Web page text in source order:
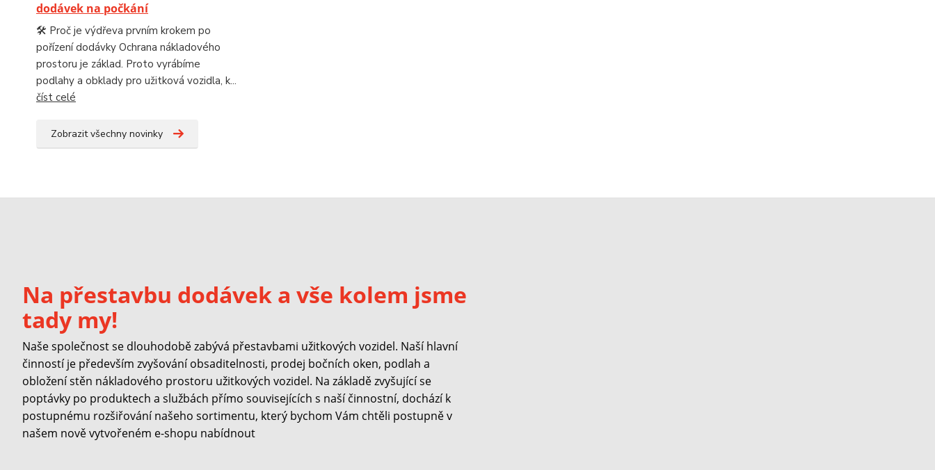
dodávek na počkání
🛠️ Proč je výdřeva prvním krokem po
pořízení dodávky Ochrana nákladového
prostoru je základ. Proto vyrábíme
podlahy a obklady pro užitková vozidla, k...
číst celé
Zobrazit všechny novinky
Na přestavbu dodávek a vše kolem jsme
tady my!
Naše společnost se dlouhodobě zabývá přestavbami užitkových vozidel. Naší hlavní
činností je především zvyšování obsaditelnosti, prodej bočních oken, podlah a
obložení stěn nákladového prostoru užitkových vozidel. Na základě zvyšující se
poptávky po produktech a službách přímo souvisejících s naší činnostní, dochází k
postupnému rozšiřování našeho sortimentu, který bychom Vám chtěli postupně v
našem nově vytvořeném e-shopu nabídnout